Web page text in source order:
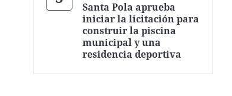
Santa Pola aprueba
iniciar la licitación para
construir la piscina
municipal y una
residencia deportiva